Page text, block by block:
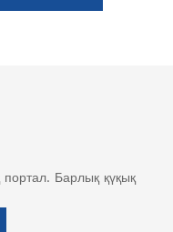
портал. Барлық қүқық